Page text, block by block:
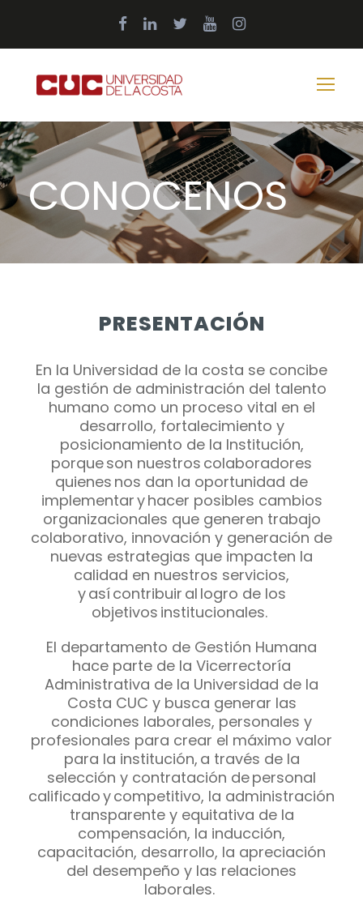
CONOCENOS
PRESENTACIÓN
En la Universidad de la costa se concibe
la gestión de administración del talento
humano como un proceso vital en el
desarrollo, fortalecimiento y
posicionamiento de la Institución,
porque son nuestros colaboradores
quienes nos dan la oportunidad de
implementar y hacer posibles cambios
organizacionales que generen trabajo
colaborativo, innovación y generación de
nuevas estrategias que impacten la
calidad en nuestros servicios,
y así contribuir al logro de los
objetivos institucionales.
El departamento de Gestión Humana
hace parte de la Vicerrectoría
Administrativa de la Universidad de la
Costa CUC y busca generar las
condiciones laborales, personales y
profesionales para crear el máximo valor
para la institución, a través de la
selección y contratación de personal
calificado y competitivo, la administración
transparente y equitativa de la
compensación, la inducción,
capacitación, desarrollo, la apreciación
del desempeño y las relaciones
laborales.